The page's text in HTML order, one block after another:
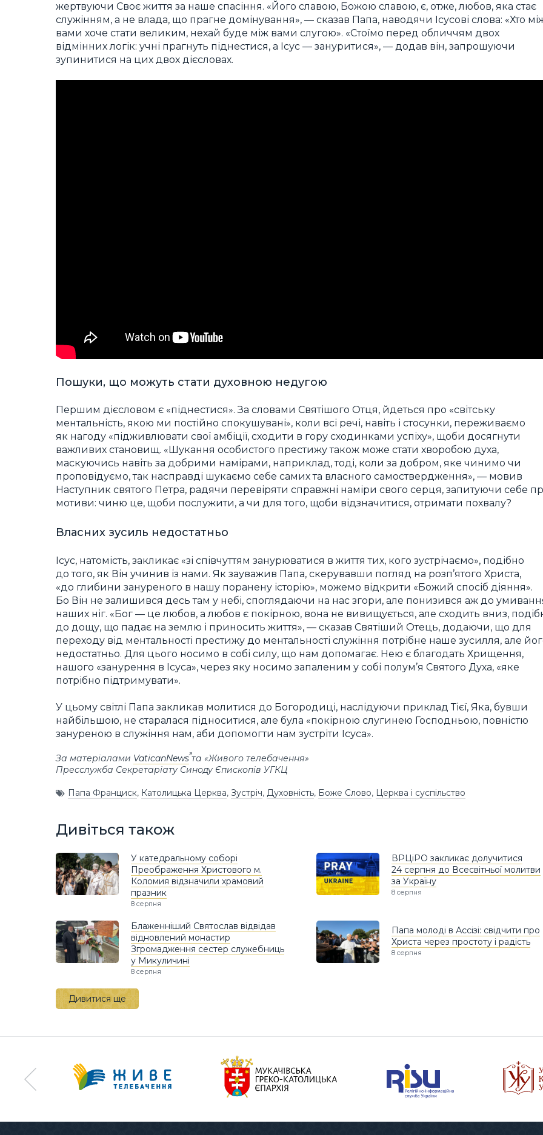
жертвуючи Своє життя за наше спасіння. «Його славою, Божою славою, є, отже, любов, яка стає
служінням, а не влада, що прагне домінування», — сказав Папа, наводячи Ісусові слова: «Хто
вами хоче стати великим, нехай буде між вами слугою». «Стоїмо перед обличчям двох
відмінних логік: учні прагнуть піднестися, а Ісус — зануритися», — додав він, запрошуючи
зупинитися на цих двох дієсловах.
Пошуки, що можуть стати духовною недугою
Першим дієсловом є «піднестися». За словами Святішого Отця, йдеться про «світську
ментальність, якою ми постійно спокушувані», коли всі речі, навіть і стосунки, переживаємо
як нагоду «підживлювати свої амбіції, сходити в гору сходинками успіху», щоби досягнути
важливих становищ. «Шукання особистого престижу також може стати хворобою духа,
маскуючись навіть за добрими намірами, наприклад, тоді, коли за добром, яке чинимо чи
проповідуємо, так насправді шукаємо себе самих та власного самоствердження», — мовив
Наступник святого Петра, радячи перевіряти справжні наміри свого серця, запитуючи себе
мотиви: чиню це, щоби послужити, а чи для того, щоби відзначитися, отримати похвалу?
Власних зусиль недостатньо
Ісус, натомість, закликає «зі співчуттям занурюватися в життя тих, кого зустрічаємо», подібно
до того, як Він учинив із нами. Як зауважив Папа, скерувавши погляд на розп’ятого Христа,
«до глибини зануреного в нашу поранену історію», можемо відкрити «Божий спосіб діяння».
Бо Він не залишився десь там у небі, споглядаючи на нас згори, але понизився аж до
наших ніг. «Бог — це любов, а любов є покірною, вона не вивищується, але сходить вниз,
до дощу, що падає на землю і приносить життя», — сказав Святіший Отець, додаючи, що для
переходу від ментальності престижу до ментальності служіння потрібне наше зусилля, але
недостатньо. Для цього носимо в собі силу, що нам допомагає. Нею є благодать Хрищення,
нашого «занурення в Ісуса», через яку носимо запаленим у собі полум’я Святого Духа, «яке
потрібно підтримувати».
У цьому світлі Папа закликав молитися до Богородиці, наслідуючи приклад Тієї, Яка, бувши
найбільшою, не старалася підноситися, але була «покірною слугинею Господньою, повністю
зануреною в служіння нам, аби допомогти нам зустріти Ісуса».
За матеріалами VaticanNewsта «Живого телебачення»
Пресслужба Секретаріату Синоду Єпископів УГКЦ
Папа Франциск, Католицька Церква, Зустріч, Духовність, Боже Слово, Церква і суспільство
Дивіться також
У катедральному соборі
Преображення Христового м.
Коломия відзначили храмовий
празник
8 серпня
ВРЦіРО закликає долучитися
24 серпня до Всесвітньої молитви
за Україну
8 серпня
Блаженніший Святослав відвідав
відновлений монастир
Згромадження сестер служебниць
у Микуличині
8 серпня
Папа молоді в Ассізі: свідчити про
Христа через простоту і радість
8 серпня
Дивитися ще